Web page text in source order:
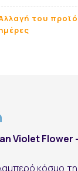
του
Violet Flower
κόσμο